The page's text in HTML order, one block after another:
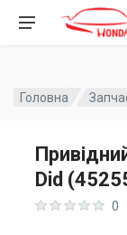
Головна
Did
0